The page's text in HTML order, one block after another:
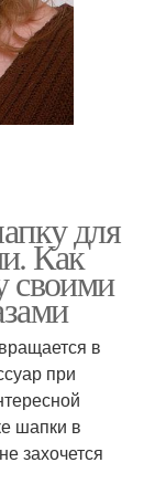
для
Как
своими
в
при
шапки в
захочется